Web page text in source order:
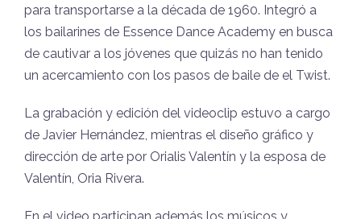
para transportarse a la década de 1960. Integró a
los bailarines de Essence Dance Academy en busca
de cautivar a los jóvenes que quizás no han tenido
un acercamiento con los pasos de baile de el Twist.
La grabación y edición del videoclip estuvo a cargo
de Javier Hernández, mientras el diseño gráfico y
dirección de arte por Orialis Valentín y la esposa de
Valentín, Oria Rivera.